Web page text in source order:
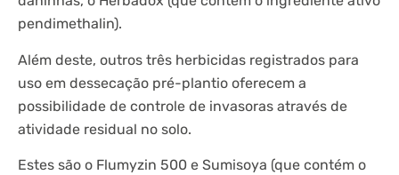
pendimethalin).
Além deste, outros três herbicidas registrados para
uso em dessecação pré-plantio oferecem a
possibilidade de controle de invasoras através de
atividade residual no solo.
Estes são o Flumyzin 500 e Sumisoya (que contém o